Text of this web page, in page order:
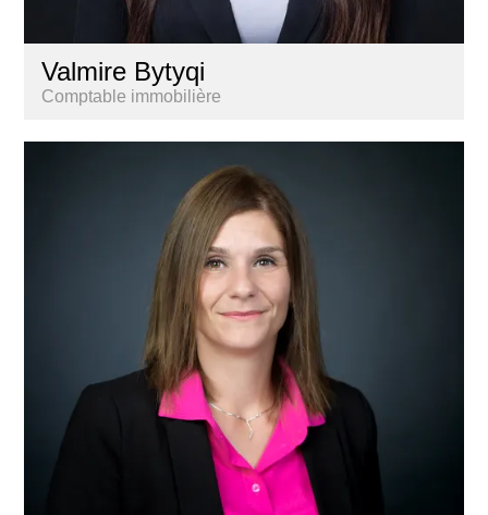
Valmire Bytyqi
Comptable immobilière